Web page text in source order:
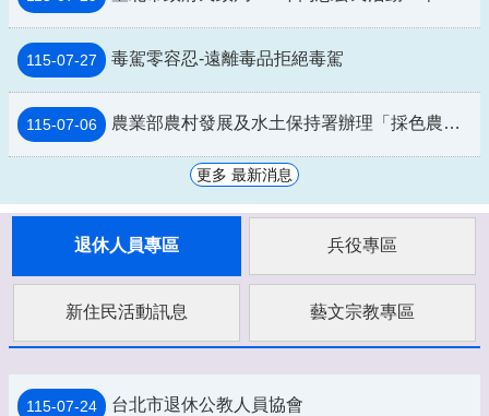
115-07-27 毒駕零容忍-遠離毒品拒絕毒駕
115-07-06 農業部農村發展及水土保持署辦理「採色農遊Color Walk」活動資訊
更多 最新消息
退休人員專區 兵役專區
新住民活動訊息 藝文宗教專區
115-07-24 台北市退休公教人員協會